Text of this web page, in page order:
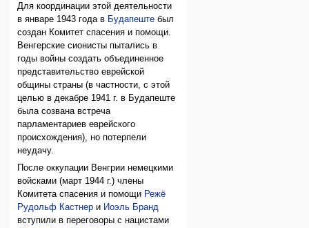
Для координации этой деятельности
в январе 1943 года в Будапеште был
создан Комитет спасения и помощи.
Венгерские сионисты пытались в
годы войны создать объединенное
представительство еврейской
общины страны (в частности, с этой
целью в декабре 1941 г. в Будапеште
была созвана встреча
парламентариев еврейского
происхождения), но потерпели
неудачу.
После оккупации Венгрии немецкими
войсками (март 1944 г.) члены
Комитета спасения и помощи Режё
Рудольф Кастнер и Иоэль Бранд
вступили в переговоры с нацистами